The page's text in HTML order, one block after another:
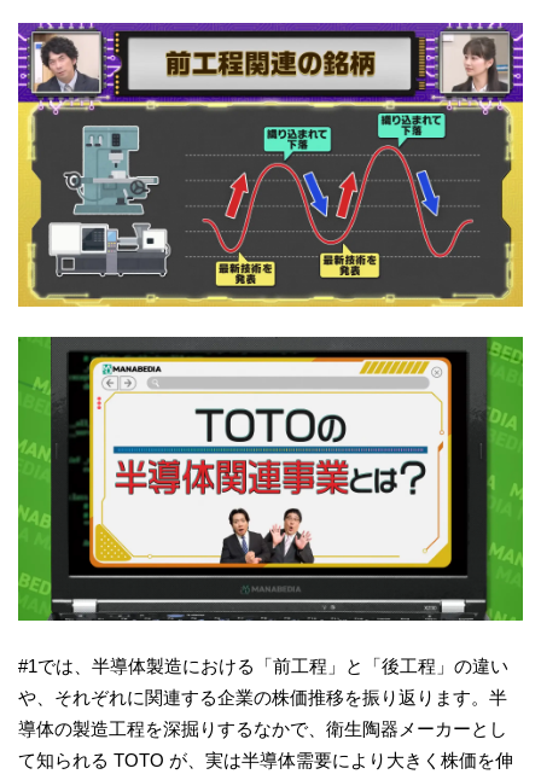
#1では、半導体製造における「前工程」と「後工程」の違い
や、それぞれに関連する企業の株価推移を振り返ります。半
導体の製造工程を深掘りするなかで、衛生陶器メーカーとし
て知られる TOTO が、実は半導体需要により大きく株価を伸